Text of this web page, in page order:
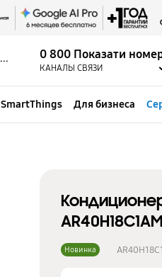
0 800 Показати
КАНАЛЫ СВЯЗИ
SmartThings Для бизнеса
Новинка